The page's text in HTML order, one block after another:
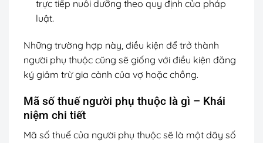
trực tiếp nuôi dưỡng theo quy định của pháp
luật.
Những trường hợp này, điều kiện để trở thành
người phụ thuộc cũng sẽ giống với điều kiện đăng
ký giảm trừ gia cảnh của vợ hoặc chồng.
Mã số thuế người phụ thuộc là gì – Khái
niệm chi tiết
Mã số thuế của người phụ thuộc sẽ là một dãy số